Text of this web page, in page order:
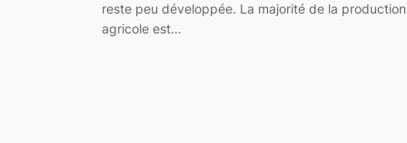
reste peu développée. La majorité de la production
agricole est…